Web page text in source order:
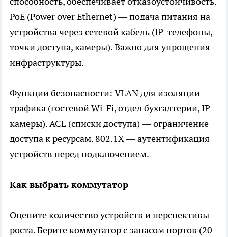
PoE (Power over Ethernet) — подача питания на
устройства через сетевой кабель (IP-телефоны,
точки доступа, камеры). Важно для упрощения
инфраструктуры.
Функции безопасности: VLAN для изоляции
трафика (гостевой Wi-Fi, отдел бухгалтерии, IP-
камеры). ACL (списки доступа) — ограничение
доступа к ресурсам. 802.1X — аутентификация
устройств перед подключением.
Как выбрать коммутатор
Оцените количество устройств и перспективы
роста. Берите коммутатор с запасом портов (20-